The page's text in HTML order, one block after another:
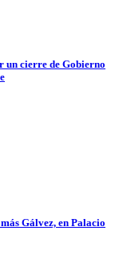
un cierre de Gobierno
Gálvez, en Palacio